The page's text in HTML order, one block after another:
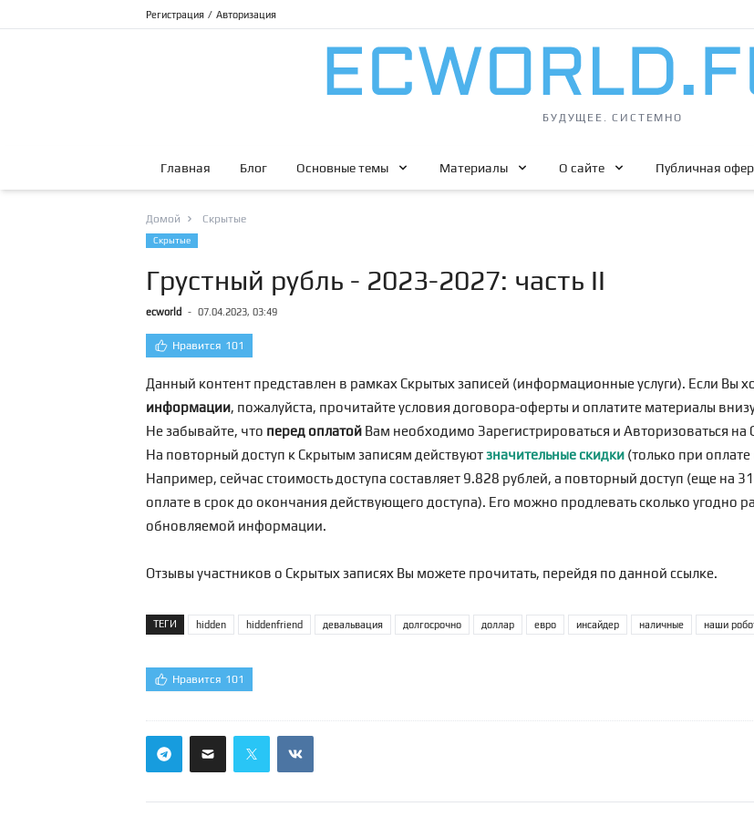
Регистрация / Авторизация
БУДУЩЕЕ. СИСТЕМНО
Главная Блог Основные темы Материалы О сайте Публичная
Домой Скрытые
Скрытые
Грустный рубль - 2023-2027: часть II
ecworld - 07.04.2023, 03:49
Нравится 101
Данный контент представлен в рамках Скрытых записей (информационные услуги). Если Вы
информации, пожалуйста, прочитайте условия договора-оферты и оплатите материалы
Не забывайте, что перед оплатой Вам необходимо Зарегистрироваться и Авторизоваться на
На повторный доступ к Скрытым записям действуютзначительные скидки (только при
Например, сейчас стоимость доступа составляет 9.828 рублей, а повторный доступ (еще на
оплате в срок до окончания действующего доступа). Его можно продлевать сколько угодно
обновляемой информации.
Отзывы участников о Скрытых записях Вы можете прочитать, перейдя по данной ссылке.
ТЕГИ hidden hiddenfriend девальвация долгосрочно доллар евро инсайдер наличные наши
Нравится 101